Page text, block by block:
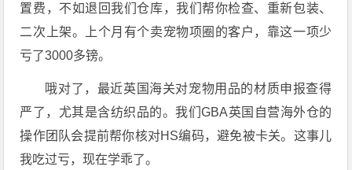
置费，不如退回我们仓库，我们帮你检查、重新包装、
二次上架。上个月有个卖宠物项圈的客户，靠这一项少
亏了3000多镑。
哦对了，最近英国海关对宠物用品的材质申报查得
严了，尤其是含纺织品的。我们GBA英国自营海外仓的
操作团队会提前帮你核对HS编码，避免被卡关。这事儿
我吃过亏，现在学乖了。